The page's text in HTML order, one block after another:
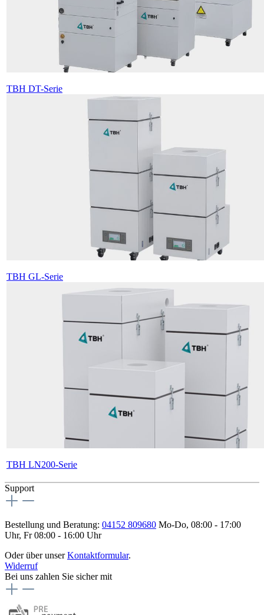
TBH DT-Serie
TBH GL-Serie
TBH LN200-Serie
Support
Bestellung und Beratung: 04152 809680 Mo-Do, 08:00 - 17:00
Uhr, Fr 08:00 - 16:00 Uhr
Oder über unserKontaktformular.
Widerruf
Bei uns zahlen Sie sicher mit